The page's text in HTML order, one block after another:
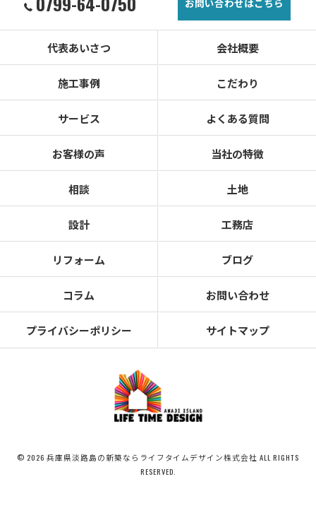
お問い合わせはこちら
代表あいさつ 会社概要
施工事例 こだわり
サービス よくある質問
お客様の声 当社の特徴
相談 土地
設計 工務店
リフォーム ブログ
コラム お問い合わせ
プライバシーポリシー サイトマップ
© 2026 兵庫県淡路島の新築ならライフタイムデザイン株式会社 ALL RIGHTS
RESERVED.